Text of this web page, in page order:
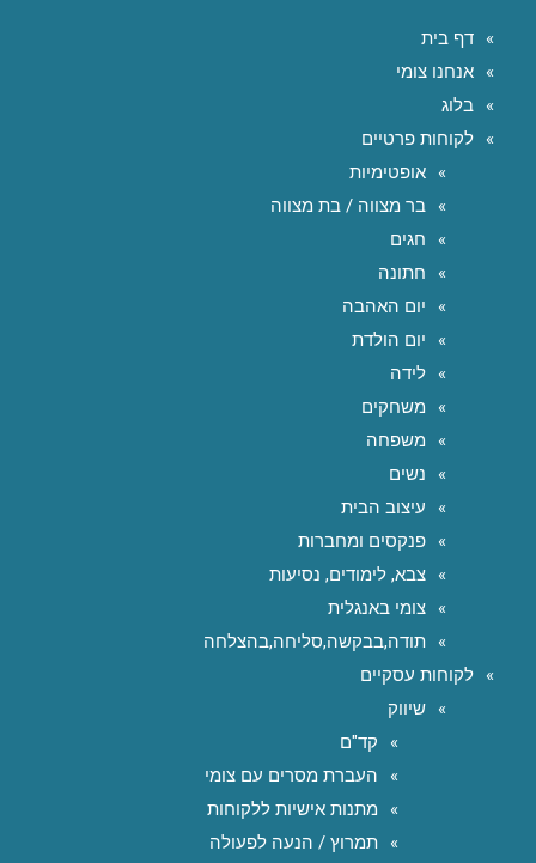
דף בית
אנחנו צומי
בלוג
לקוחות פרטיים
אופטימיות
בר מצווה / בת מצווה
חגים
חתונה
יום האהבה
יום הולדת
לידה
משחקים
משפחה
נשים
עיצוב הבית
פנקסים ומחברות
צבא, לימודים, נסיעות
צומי באנגלית
תודה,בבקשה,סליחה,בהצלחה
לקוחות עסקיים
שיווק
קד"ם
העברת מסרים עם צומי
מתנות אישיות ללקוחות
תמרוץ / הנעה לפעולה